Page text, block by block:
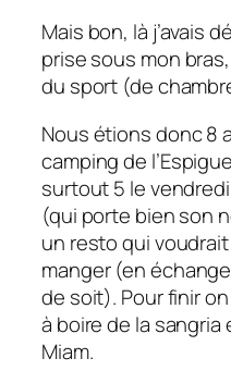
Mais bon, là j’avais
prise sous mon
du sport (de
Nous étions donc 8
camping de
surtout 5 le
(qui porte bien son
un resto qui
manger (en
de soit). Pour finir
à boire de la sangria
Miam.